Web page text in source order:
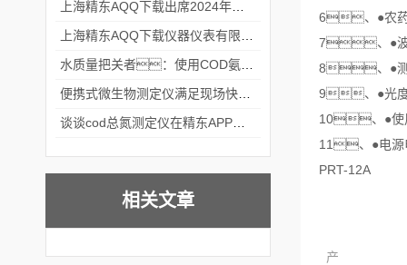
相关文章
6、●农
7、●
8、●
9、●光度
10、●
11、●电
PRT-12A
产